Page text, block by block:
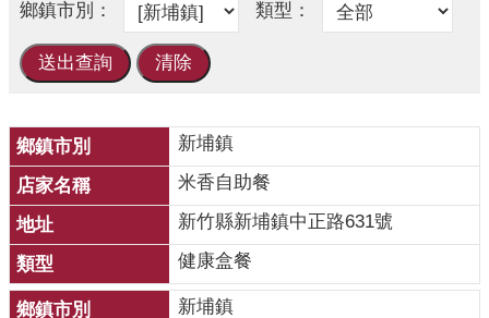
各
衛
生
測
驗
結
核
菌
素
新埔鎮
米香自助餐
新竹縣新埔鎮中正路631號
健康盒餐
新埔鎮